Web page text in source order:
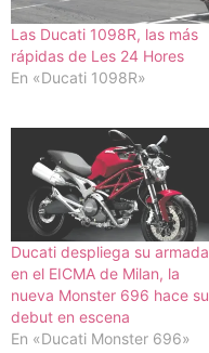
Las Ducati 1098R, las más
rápidas de Les 24 Hores
En «Ducati 1098R»
Ducati despliega su armada
en el EICMA de Milan, la
nueva Monster 696 hace su
debut en escena
En «Ducati Monster 696»